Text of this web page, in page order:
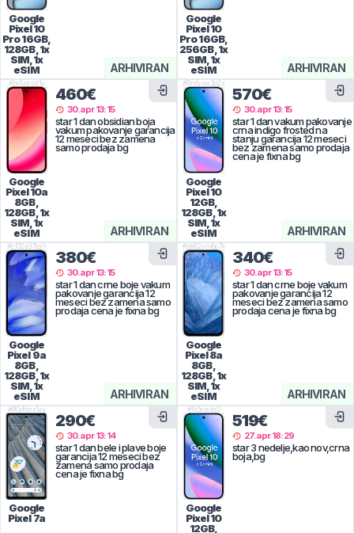
ARHIVIRAN
Google
Pixel 10
Pro16GB,
128GB, 1x
SIM, 1x
eSIM
ARHIVIRAN
Google
Pixel 10
Pro16GB,
256GB, 1x
SIM, 1x
eSIM
ARHIVIRAN
#bx8sgsst1y
Google
Pixel 10a
8GB,
128GB, 1x
SIM, 1x
eSIM
460€
30.apr 13:15
star 1 dan obsidian boja
vakum pakovanje garancija
12 meseci bez zamena
samo prodaja bg
ARHIVIRAN
#9ndywx3p2x
Google
Pixel 10
12GB,
128GB, 1x
SIM, 1x
eSIM
570€
30.apr 13:15
star 1 dan vakum pakovanje
crna indigo frosted na
stanju garancija 12 meseci
bez zamena samo prodaja
cena je fixna bg
ARHIVIRAN
#cf32p37bqh
Google
Pixel 9a
8GB,
128GB, 1x
SIM, 1x
eSIM
380€
30.apr 13:15
star 1 dan crne boje vakum
pakovanje garancija 12
meseci bez zamena samo
prodaja cena je fixna bg
ARHIVIRAN
#pb82vm6p7k
Google
Pixel 8a
8GB,
128GB, 1x
SIM, 1x
eSIM
340€
30.apr 13:15
star 1 dan crne boje vakum
pakovanje garancija 12
meseci bez zamena samo
prodaja cena je fixna bg
#90yfdnx1yy
Google
Pixel 7a
290€
30.apr 13:14
star 1 dan bele i plave boje
garancija 12 meseci bez
zamena samo prodaja
cena je fixna bg
#fk5xpjjlq0
Google
Pixel 10
12GB,
519€
27.apr 18:29
star 3 nedelje,kao nov,crna
boja,bg